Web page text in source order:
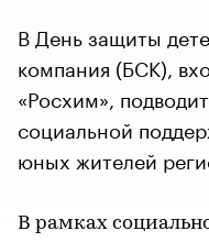
В День защиты
компания (БСК),
«Росхим»,
социальной
юных жителей
В рамках